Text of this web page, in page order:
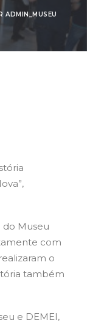
ADMIN_MUSEU
do Museu
com
o
também
e DEMEI,